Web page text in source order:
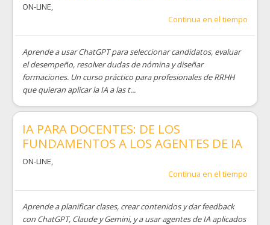
ON-LINE,
Continua en el tiempo
Aprende a usar ChatGPT para seleccionar candidatos, evaluar
el desempeño, resolver dudas de nómina y diseñar
formaciones. Un curso práctico para profesionales de RRHH
que quieran aplicar la IA a las t...
IA PARA DOCENTES: DE LOS
FUNDAMENTOS A LOS AGENTES DE IA
ON-LINE,
Continua en el tiempo
Aprende a planificar clases, crear contenidos y dar feedback
con ChatGPT, Claude y Gemini, y a usar agentes de IA aplicados